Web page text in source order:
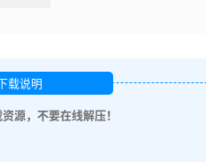
载说明
源，不要在线解压！